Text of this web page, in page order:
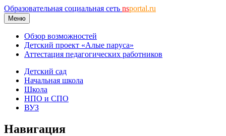
Образовательная социальная сеть nsportal.ru
Меню
Обзор возможностей
Детский проект «Алые паруса»
Аттестация педагогических работников
Детский сад
Начальная школа
Школа
НПО и СПО
ВУЗ
Навигация